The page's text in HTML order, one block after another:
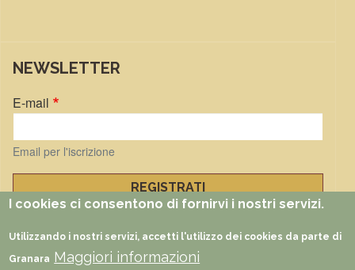
NEWSLETTER
E-mail
Email per l'iscrizione
Gestisci iscrizioni
FUNZIONI
Documenti Foto Video Partners
I cookies ci consentono di fornirvi i nostri servizi.
Utilizzando i nostri servizi, accetti l'utilizzo dei cookies da parte di
Granara Maggiori informazioni